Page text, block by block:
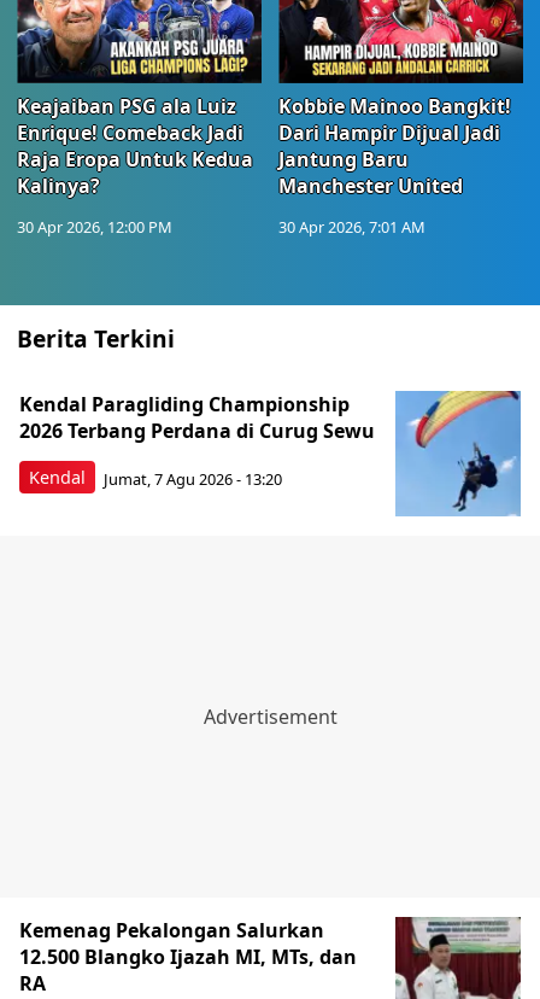
Keajaiban PSG ala Luiz
Enrique! Comeback Jadi
Raja Eropa Untuk Kedua
Kalinya?
30 Apr 2026, 12:00 PM
Kobbie Mainoo Bangkit!
Dari Hampir Dijual Jadi
Jantung Baru
Manchester United
30 Apr 2026, 7:01 AM
Berita Terkini
Kendal
Kendal Paragliding Championship
2026 Terbang Perdana di Curug Sewu
Jumat, 7 Agu 2026 - 13:20
Kemenag Pekalongan Salurkan
12.500 Blangko Ijazah MI, MTs, dan
RA